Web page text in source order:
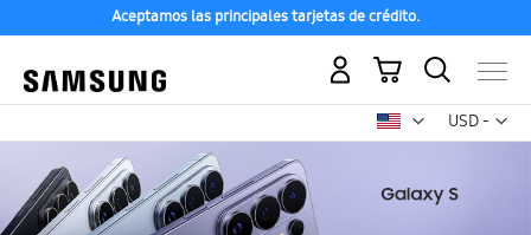
Aceptamos las principales tarjetas de crédito.
USD -
dólar
Mi carrito